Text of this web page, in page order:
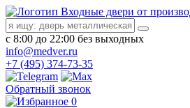
Входные двери от
с 8:00 до 22:00 без выходных
info@medver.ru
+7 (495) 374-73-35
Обратный звонок
0